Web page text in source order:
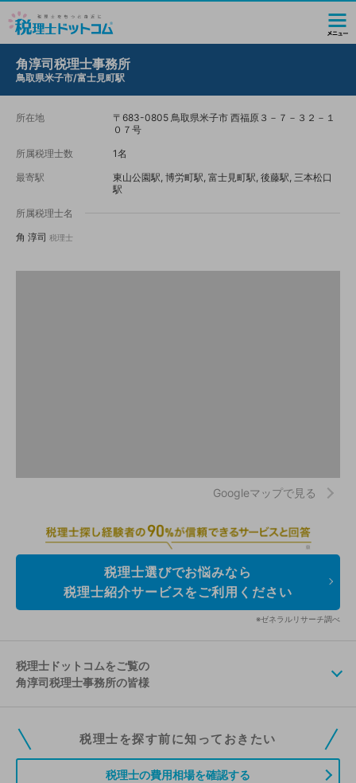
角淳司税理士事務所
鳥取県米子市/富士見町駅
所在地
〒683-0805 鳥取県米子市 西福原３－７－３２－１
０７号
所属税理士数
1名
最寄駅
東山公園駅, 博労町駅, 富士見町駅, 後藤駅, 三本松口
駅
所属税理士名
角 淳司 税理士
Googleマップで見る
税理士選びでお悩みなら
税理士紹介サービスをご利用ください
※ゼネラルリサーチ調べ
税理士ドットコムをご覧の
角淳司税理士事務所の皆様
税理士ドットコムの無料会員にご登録いただくと、貴事務所の情報を編集し
ていただくことができます。また、税理士をお探しの方との接点をご提供す
税理士を探す前に知っておきたい
税理士の費用相場を確認する